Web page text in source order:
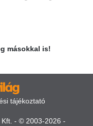
másokkal is!
tájékoztató
- © 2003-2026 -